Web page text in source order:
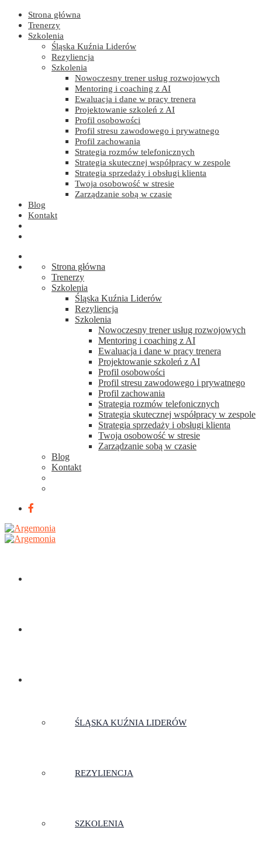
Strona główna
Trenerzy
Szkolenia
Śląska Kuźnia Liderów
Rezyliencja
Szkolenia
Nowoczesny trener usług rozwojowych
Mentoring i coaching z AI
Ewaluacja i dane w pracy trenera
Projektowanie szkoleń z AI
Profil osobowości
Profil stresu zawodowego i prywatnego
Profil zachowania
Strategia rozmów telefonicznych
Strategia skutecznej współpracy w zespole
Strategia sprzedaży i obsługi klienta
Twoja osobowość w stresie
Zarządzanie sobą w czasie
Blog
Kontakt
Strona główna
Trenerzy
Szkolenia
Śląska Kuźnia Liderów
Rezyliencja
Szkolenia
Nowoczesny trener usług rozwojowych
Mentoring i coaching z AI
Ewaluacja i dane w pracy trenera
Projektowanie szkoleń z AI
Profil osobowości
Profil stresu zawodowego i prywatnego
Profil zachowania
Strategia rozmów telefonicznych
Strategia skutecznej współpracy w zespole
Strategia sprzedaży i obsługi klienta
Twoja osobowość w stresie
Zarządzanie sobą w czasie
Blog
Kontakt
ŚLĄSKA KUŹNIA LIDERÓW
REZYLIENCJA
SZKOLENIA